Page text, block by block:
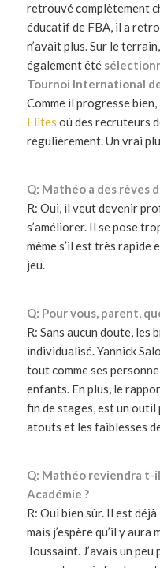
retrouvé complètement
éducatif de FBA, il a
n’avait plus. Sur le
également été
Tournoi International
Comme il progresse bien,
Elites où des recruteurs
régulièrement. Un vrai
Q: Mathéo a des rêves
R: Oui, il veut devenir
s’améliorer. Il se pose
même s’il est très rapide
jeu.
Q: Pour vous, parent,
R: Sans aucun doute, les
individualisé. Yannick
tout comme ses
enfants. En plus, le
fin de stages, est un
atouts et les faiblesses
Q: Mathéo reviendra t-
Académie ?
R: Oui bien sûr. Il est
mais j’espère qu’il y aura
Toussaint. J’avais un